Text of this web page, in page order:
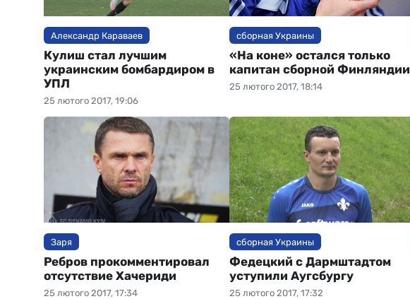
Александр Караваев
25 лютого 2017, 19:06
Кулиш стал лучшим
украинским бомбардиром в
УПЛ
сборная Украины
25 лютого 2017, 18:14
«На коне» остался только
капитан сборной Финляндии
Заря
25 лютого 2017, 17:34
Ребров прокомментировал
отсутствие Хачериди
сборная Украины
25 лютого 2017, 17:32
Федецкий с Дармштадтом
уступили Аугсбургу